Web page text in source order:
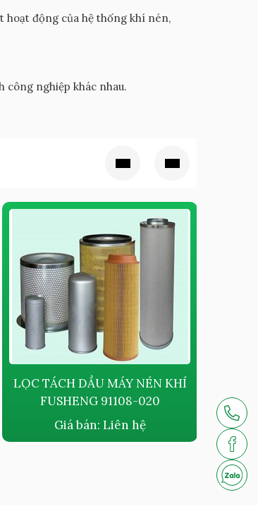
hoạt động của hệ thống khí nén,
công nghiệp khác nhau.
LỌC TÁCH DẦU MÁY NÉN KHÍ
FUSHENG 91108-020
Giá bán: Liên hệ